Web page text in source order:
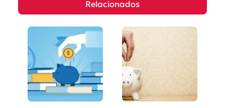
Relacionados